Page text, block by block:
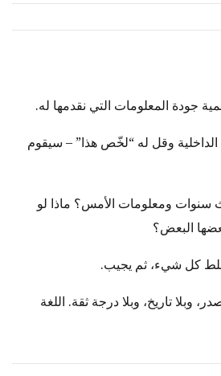
جودة المعلومات التي نقدمها له.
وقل له “لخّص هذا” – سيقوم
سنوات ومعلومات الأمس؟ ماذا لو
البعض؟
كل شيء، ثم يجيب.
وبلا تاريخ، وبلا درجة ثقة. اللغة